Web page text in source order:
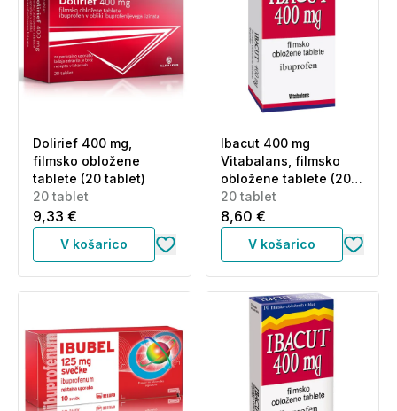
Dolirief 400 mg,
filmsko obložene
tablete (20 tablet)
20 tablet
9,33 €
V košarico
Ibacut 400 mg
Vitabalans, filmsko
obložene tablete (20
tablet)
20 tablet
8,60 €
V košarico